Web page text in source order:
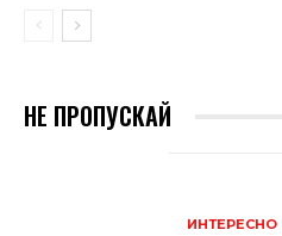
НЕ ПРОПУСКАЙ
ИНТЕРЕСНО